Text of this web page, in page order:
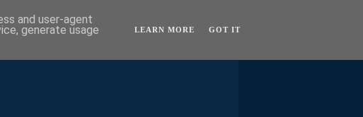
and user-agent
generate usage LEARN MORE GOT IT